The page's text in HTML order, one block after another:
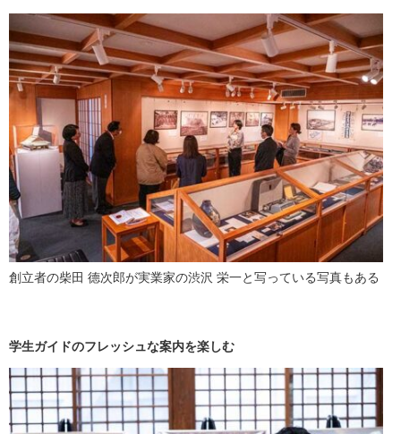
創立者の柴田 德次郎が実業家の渋沢 栄一と写っている写真もある
学生ガイドのフレッシュな案内を楽しむ